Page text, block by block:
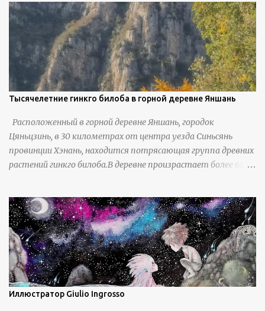
Тысячелетние гинкго билоба в горной деревне Яншань
Расположенный в горной деревне Яншань, городок
Цяньцзинь, в 30 километрах от центра уезда Синьсянь
провинции Хэнань, находится потрясающая группа древних
растений гинкго билоба.В деревне произрастает более 6800
тысячи лет. источник
https://www.sohu.com/a/951672917_121984853
Иллюстратор Giulio Ingrosso